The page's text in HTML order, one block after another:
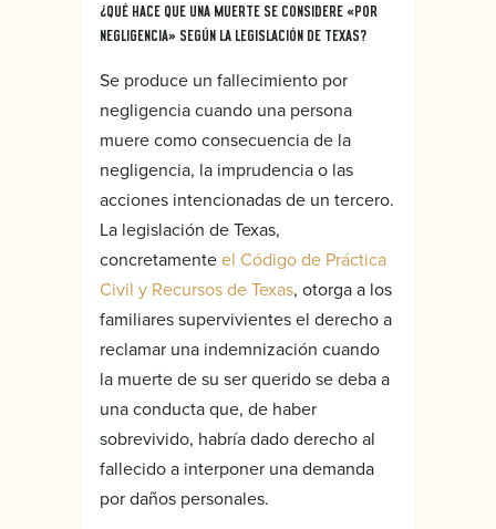
¿QUÉ HACE QUE UNA MUERTE SE CONSIDERE «POR
NEGLIGENCIA» SEGÚN LA LEGISLACIÓN DE TEXAS?
Se produce un fallecimiento por
negligencia cuando una persona
muere como consecuencia de la
negligencia, la imprudencia o las
acciones intencionadas de un tercero.
La legislación de Texas,
concretamenteel Código de Práctica
Civil y Recursos de Texas, otorga a los
familiares supervivientes el derecho a
reclamar una indemnización cuando
la muerte de su ser querido se deba a
una conducta que, de haber
sobrevivido, habría dado derecho al
fallecido a interponer una demanda
por daños personales.